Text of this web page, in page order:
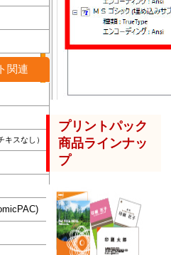
関連
キスなし）
プリントパック
商品ラインナッ
プ